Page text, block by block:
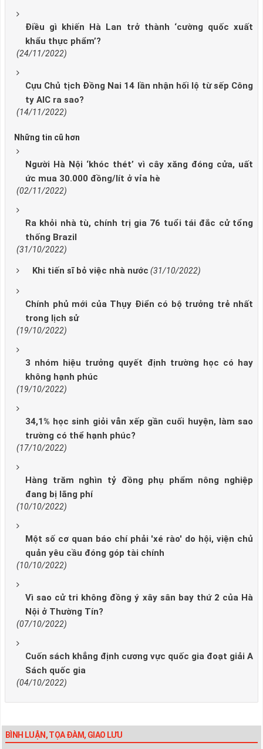
Điều gì khiến Hà Lan trở thành ‘cường quốc xuất
khẩu thực phẩm’?
(24/11/2022)
Cựu Chủ tịch Đồng Nai 14 lần nhận hối lộ từ sếp Công
ty AIC ra sao?
(14/11/2022)
Những tin cũ hơn
Người Hà Nội ‘khóc thét’ vì cây xăng đóng cửa, uất
ức mua 30.000 đồng/lít ở vỉa hè
(02/11/2022)
Ra khỏi nhà tù, chính trị gia 76 tuổi tái đắc cử tổng
thống Brazil
(31/10/2022)
Khi tiến sĩ bỏ việc nhà nước (31/10/2022)
Chính phủ mới của Thụy Điển có bộ trưởng trẻ nhất
trong lịch sử
(19/10/2022)
3 nhóm hiệu trưởng quyết định trường học có hay
không hạnh phúc
(19/10/2022)
34,1% học sinh giỏi vẫn xếp gần cuối huyện, làm sao
trường có thể hạnh phúc?
(17/10/2022)
Hàng trăm nghìn tỷ đồng phụ phẩm nông nghiệp
đang bị lãng phí
(10/10/2022)
Một số cơ quan báo chí phải 'xé rào' do hội, viện chủ
quản yêu cầu đóng góp tài chính
(10/10/2022)
Vì sao cử tri không đồng ý xây sân bay thứ 2 của Hà
Nội ở Thường Tín?
(07/10/2022)
Cuốn sách khẳng định cương vực quốc gia đoạt giải A
Sách quốc gia
(04/10/2022)
BÌNH LUẬN, TỌA ĐÀM, GIAO LƯU